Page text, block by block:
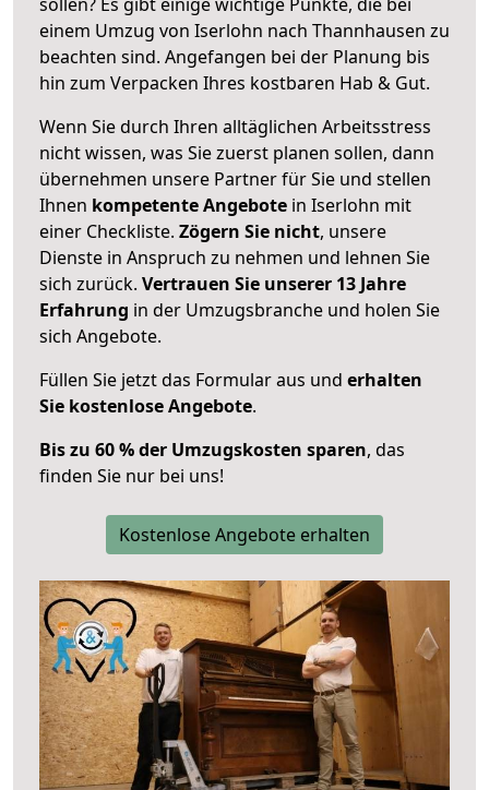
einem Umzug von Iserlohn nach Thannhausen zu
beachten sind. Angefangen bei der Planung bis
hin zum Verpacken Ihres kostbaren Hab & Gut.
Wenn Sie durch Ihren alltäglichen Arbeitsstress
nicht wissen, was Sie zuerst planen sollen, dann
übernehmen unsere Partner für Sie und stellen
Ihnen kompetente Angebote in Iserlohn mit
einer Checkliste. Zögern Sie nicht, unsere
Dienste in Anspruch zu nehmen und lehnen Sie
sich zurück. Vertrauen Sie unserer 13 Jahre
Erfahrung in der Umzugsbranche und holen Sie
sich Angebote.
Füllen Sie jetzt das Formular aus und erhalten
Sie kostenlose Angebote.
Bis zu 60 % der Umzugskosten sparen, das
finden Sie nur bei uns!
Kostenlose Angebote erhalten